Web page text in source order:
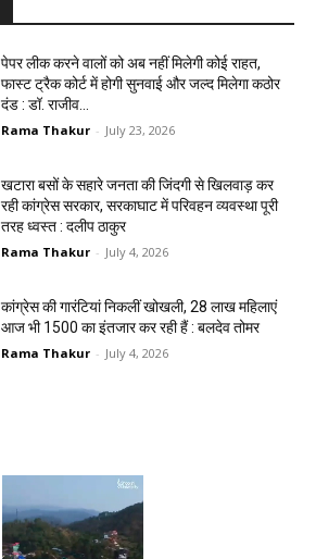
पेपर लीक करने वालों को अब नहीं मिलेगी कोई राहत,
फास्ट ट्रैक कोर्ट में होगी सुनवाई और जल्द मिलेगा कठोर
दंड : डॉ. राजीव...
Rama Thakur - July 23, 2026
खटारा बसों के सहारे जनता की जिंदगी से खिलवाड़ कर
रही कांग्रेस सरकार, सरकाघाट में परिवहन व्यवस्था पूरी
तरह ध्वस्त : दलीप ठाकुर
Rama Thakur - July 4, 2026
कांग्रेस की गारंटियां निकलीं खोखली, 28 लाख महिलाएं
आज भी ₹1500 का इंतजार कर रही हैं : बलदेव तोमर
Rama Thakur - July 4, 2026